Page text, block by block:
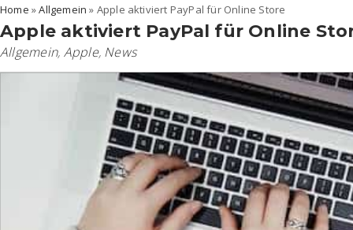
Home »Allgemein » Apple aktiviert PayPal für Online Store
Apple aktiviert PayPal für Online
Allgemein, Apple, News